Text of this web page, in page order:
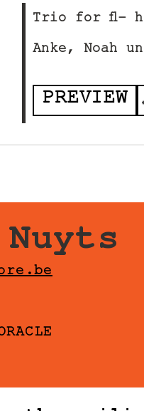
Trio for fl-
Anke, Noah
PREVIEW